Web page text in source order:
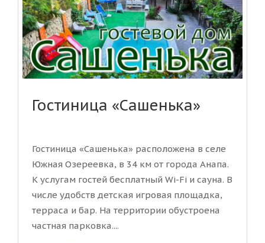
Гостиница «Сашенька»
Гостиница «Сашенька» расположена в селе
Южная Озереевка, в 34 км от города Анапа.
К услугам гостей бесплатный Wi-Fi и сауна. В
числе удобств детская игровая площадка,
терраса и бар. На территории обустроена
частная парковка....